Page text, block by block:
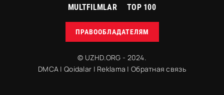
MULTFILMLAR TOP 100
ПРАВООБЛАДАТЕЛЯМ
© UZHD.ORG - 2024.
DMCA |Qoidalar | Reklama | Обратная связь